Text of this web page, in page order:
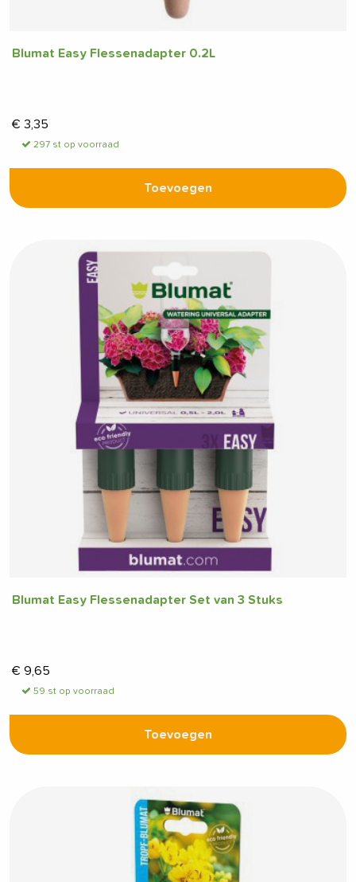
Blumat Easy Flessenadapter 0.2L
€ 3,35
297 st op voorraad
Toevoegen
Blumat Easy Flessenadapter Set van 3 Stuks
€ 9,65
59 st op voorraad
Toevoegen